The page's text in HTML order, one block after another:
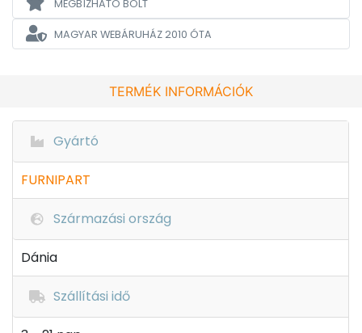
MEGBÍZHATÓ BOLT
MAGYAR WEBÁRUHÁZ2010 ÓTA
TERMÉK INFORMÁCIÓK
Gyártó
FURNIPART
Származási ország
Dánia
Szállítási idő